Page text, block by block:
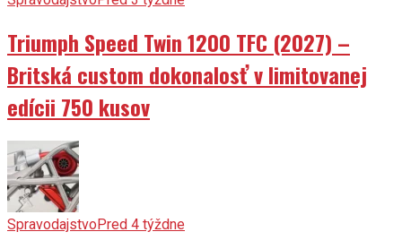
Triumph Speed Twin 1200 TFC (2027) –
Britská custom dokonalosť v limitovanej
edícii 750 kusov
SpravodajstvoPred 4 týždne